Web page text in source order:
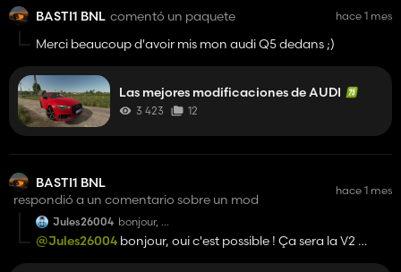
BASTI1 BNL comentó un paquete hace 1 mes
Merci beaucoup d'avoir mis mon audi Q5 dedans ;)
Las mejores modificaciones de AUDI
3 423 12
BASTI1 BNL
respondió a un comentario sobre un mod
hace 1 mes
Jules26004 bonjour,
Merci pour ce mod !
possible d'avoir le même mais pour la Vendée ?
@Jules26004 bonjour, oui c'est possible ! Ça sera la V2 🤝🏻